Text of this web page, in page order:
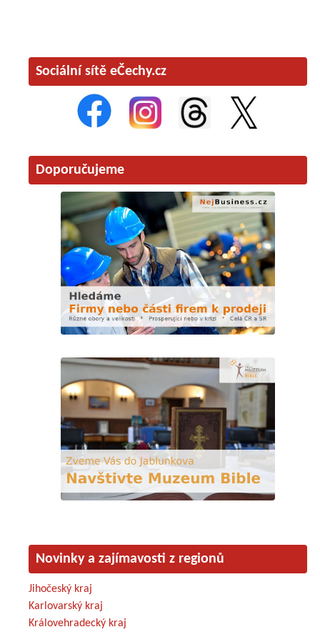
Sociální sítě eČechy.cz
Doporučujeme
Novinky a zajímavosti z regionů
Jihočeský kraj
Karlovarský kraj
Královehradecký kraj